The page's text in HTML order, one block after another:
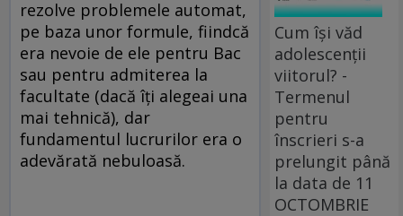
rezolve problemele automat,
pe baza unor formule, fiindcă
era nevoie de ele pentru Bac
sau pentru admiterea la
facultate (dacă îți alegeai una
mai tehnică), dar
fundamentul lucrurilor era o
adevărată nebuloasă.
Cum își văd
adolescenții
viitorul? -
Termenul
pentru
înscrieri s-a
prelungit până
la data de 11
OCTOMBRIE